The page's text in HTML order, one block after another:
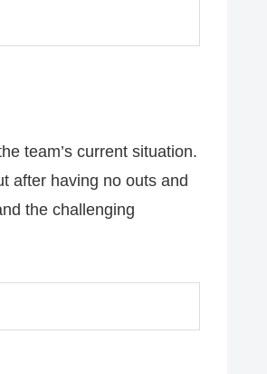
team’s current situation.
after having no outs and
the challenging